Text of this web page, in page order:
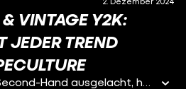
VINTAGE Y2K:
JEDER TREND
Früher wurdest du für Second-Hand ausgelacht, heute will jeder die Vintage Y2K Pieces. Also ab in den Laden und durch kiloweise altes Zeug wühlen. Wenn du den Geruch da nicht aushältst, musst du halt auf Vinted, Kleinanzeigen & co grinden. Das Problem: Um geile Vintage-Pieces muss man sich halb prügeln und gefühlt ist alles mittlerweile teurer als Neuware. Also: Wieso rennen alle in Second Hand rum? Warum kostet das so viel? Und: Ist Second Hand in Wahrheit ein großer Scam?! In der neuen Folge HYPECULTURE erzählen wir euch, was die 2000er so besonders macht und warum alte Styles immer wieder kommen. Wir reden über die Geschichte von Second Hand-Läden und erklären, was überhaupt Archive Fashion ist. Wo landen deine alten Sachen? Wer verdient daran? Und wo wird man als Konsument so richtig verarscht?